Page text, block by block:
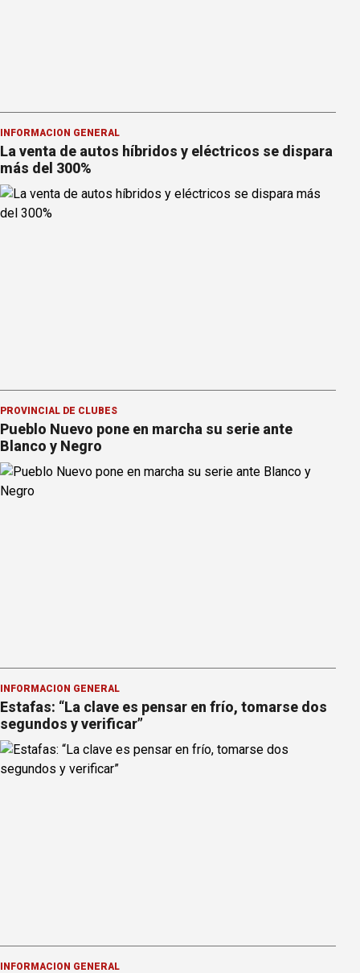
INFORMACION GENERAL
La venta de autos híbridos y eléctricos se dispara
más del 300%
PROVINCIAL DE CLUBES
Pueblo Nuevo pone en marcha su serie ante
Blanco y Negro
INFORMACION GENERAL
Estafas: “La clave es pensar en frío, tomarse dos
segundos y verificar”
INFORMACION GENERAL